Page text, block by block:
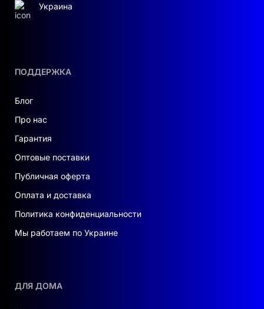
ПОДДЕРЖКА
Блог
Про нас
Гарантия
Оптовые поставки
Публичная оферта
Оплата и доставка
Политика конфиденциальности
Мы работаем по Украине
ДЛЯ ДОМА
Украина